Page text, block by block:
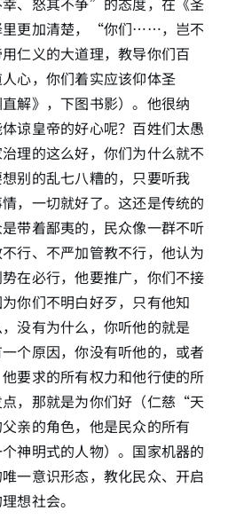
里更加清楚，“你们……，岂不
仁义的大道理，教导你们百
心，你们着实应该仰体圣
解》，下图书影）。他很纳
谅皇帝的好心呢？百姓们太愚
理的这么好，你们为什么就不
别的乱七八糟的，只要听我
，一切就好了。这还是传统的
带着鄙夷的，民众像一群不听
行、不严加管教不行，他认为
在必行，他要推广，你们不接
你们不明白好歹，只有他知
没有为什么，你听他的就是
个原因，你没有听他的，或者
要求的所有权力和他行使的所
，那就是为你们好（仁慈“天
亲的角色，他是民众的所有
神明式的人物）。国家机器的
一意识形态，教化民众、开启
想社会。